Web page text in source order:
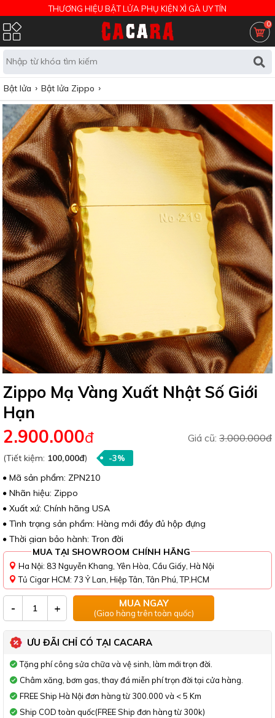
THƯƠNG HIỆU BẬT LỬA PHỤ KIỆN XÌ GÀ UY TÍN
0
Bật lửa Bật lửa Zippo
Zippo Mạ Vàng Xuất Nhật Số Giới
Hạn
Giá cũ: 3.000.000đ
2.900.000đ
(Tiết kiệm: 100,000đ) -3%
Mã sản phẩm: ZPN210
Nhãn hiệu: Zippo
Xuất xứ: Chính hãng USA
Tình trạng sản phẩm: Hàng mới đầy đủ hộp đựng
Thời gian bảo hành: Trọn đời
MUA TẠI SHOWROOM CHÍNH HÃNG
Ha Nội: 83 Nguyễn Khang, Yên Hòa, Cầu Giấy, Hà Nội
Tủ Cigar HCM: 73 Ỷ Lan, Hiệp Tân, Tân Phú, TP.HCM
- + MUA NGAY
(Giao hàng trên toàn quốc)
ƯU ĐÃI CHỈ CÓ TẠI CACARA
Tặng phí công sửa chữa và vệ sinh, làm mới trọn đời.
Châm xăng, bơm gas, thay đá miễn phí trọn đời tại cửa hàng.
FREE Ship Hà Nội đơn hàng từ 300.000 và < 5 Km
Ship COD toàn quốc(FREE Ship đơn hàng từ 300k)